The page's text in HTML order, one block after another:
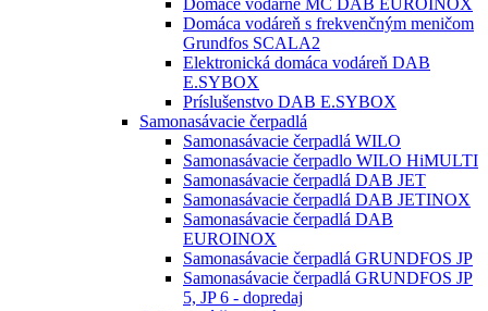
Domáca vodáreň s frekvenčným meničom
Grundfos SCALA2
Elektronická domáca vodáreň DAB
E.SYBOX
Príslušenstvo DAB E.SYBOX
Samonasávacie čerpadlá
Samonasávacie čerpadlá WILO
Samonasávacie čerpadlo WILO HiMULTI
Samonasávacie čerpadlá DAB JET
Samonasávacie čerpadlá DAB JETINOX
Samonasávacie čerpadlá DAB
EUROINOX
Samonasávacie čerpadlá GRUNDFOS JP
Samonasávacie čerpadlá GRUNDFOS JP
5, JP 6 - dopredaj